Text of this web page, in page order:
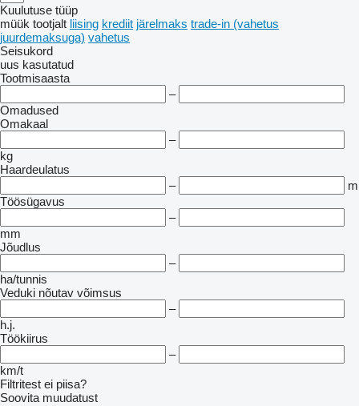
Kuulutuse tüüp
müük tootjalt liising krediit järelmaks trade-in (vahetus
juurdemaksuga) vahetus
Seisukord
uus kasutatud
Tootmisaasta
–
Omadused
Omakaal
–
kg
Haardeulatus
–
m
Töösügavus
–
mm
Jõudlus
–
ha/tunnis
Veduki nõutav võimsus
–
h.j.
Töökiirus
–
km/t
Filtritest ei piisa?
Soovita muudatust